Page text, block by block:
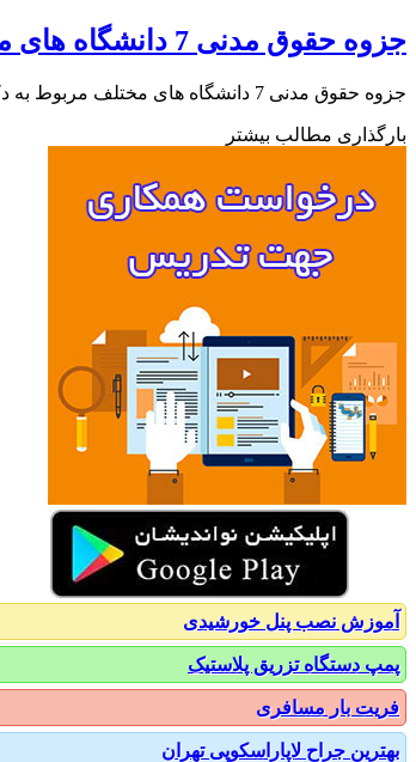
جزوه حقوق مدنی 7 دانشگاه های مختلف
جزوه حقوق مدنی 7 دانشگاه های مختلف مربوط به دکتر کاتوزیان، شجاعپوریان، حسینی، کاشانی، ملاکریمی و … را به صورت PDF از…
بارگذاری مطالب بیشتر
آموزش نصب پنل خورشیدی
پمپ دستگاه تزریق پلاستیک
فریت بار مسافری
بهترین جراح لاپاراسکوپی تهران